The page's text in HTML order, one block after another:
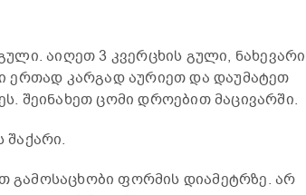
აიღეთ 3 კვერცხის გული, ნახევარი
ერთად კარგად აურიეთ და დაუმატეთ
შეინახეთ ცომი დროებით მაცივარში.
შაქარი.
გამოსაცხობი ფორმის დიამეტრზე. არ